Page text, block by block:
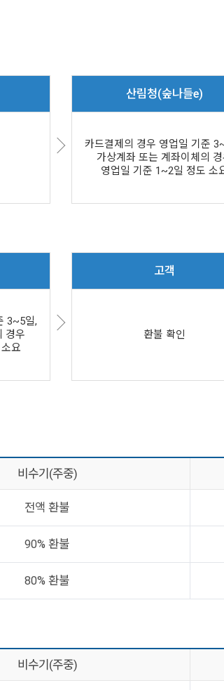
산림청(숲나들e)
카드결제의 경우 영업일 기준
가상계좌 또는 계좌이체의 경
영업일 기준 1~2일 정도 소
3~5일,
경우
요
고객
환불 확인
비수기(주중)
전액 환불
90% 환불
80% 환불
비수기(주중)